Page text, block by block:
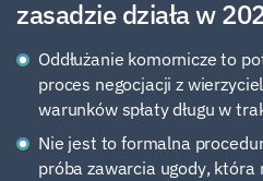
zasadzie działa w
Oddłużanie komornicze to
proces negocjacji z
warunków spłaty długu w
Nie jest to formalna
próba zawarcia ugody, która